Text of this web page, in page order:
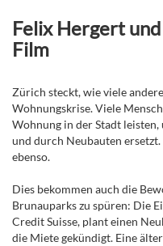
Felix Hergert
Film
Zürich steckt, wie viele
Wohnungskrise. Viele
Wohnung in der Stadt leisten,
und durch Neubauten
ebenso.
Dies bekommen auch die
Brunauparks zu spüren: Die
Credit Suisse, plant einen
die Miete gekündigt. Eine